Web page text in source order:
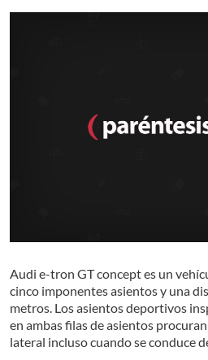
Audi e-tron GT concept es un
cinco imponentes asientos y una
metros. Los asientos deportivos
en ambas filas de asientos
lateral incluso cuando se conduce